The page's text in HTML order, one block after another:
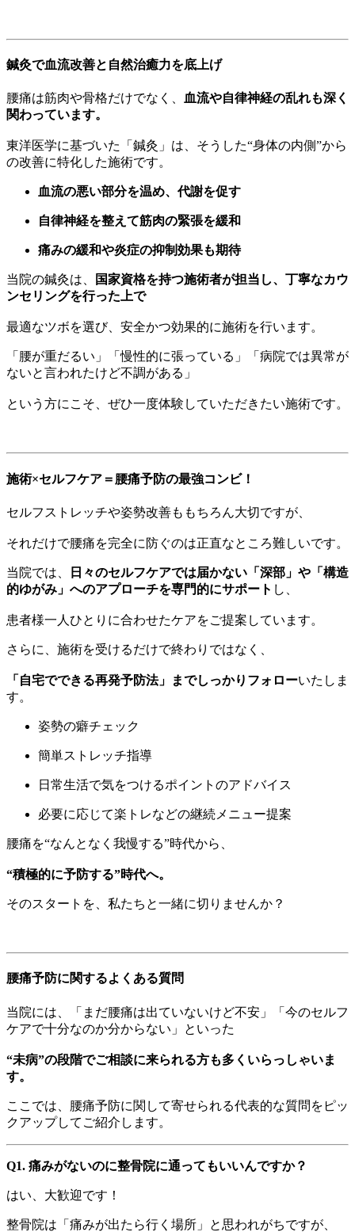
鍼灸で血流改善と自然治癒力を底上げ
腰痛は筋肉や骨格だけでなく、 血流や自律神経の乱れも深く
関わっています。
東洋医学に基づいた「鍼灸」は、そうした“身体の内側”から
の改善に特化した施術です。
血流の悪い部分を温め、代謝を促す
自律神経を整えて筋肉の緊張を緩和
痛みの緩和や炎症の抑制効果も期待
当院の鍼灸は、
国家資格を持つ施術者が担当し、丁寧なカウ
ンセリングを行った上で
最適なツボを選び、安全かつ効果的に施術を行います。
「腰が重だるい」「慢性的に張っている」「病院では異常が
ないと言われたけど不調がある」
という方にこそ、ぜひ一度体験していただきたい施術です。
施術×セルフケア＝腰痛予防の最強コンビ！
セルフストレッチや姿勢改善ももちろん大切ですが、
それだけで腰痛を完全に防ぐのは正直なところ難しいです。
当院では、
日々のセルフケアでは届かない「深部」や「構造
的ゆがみ」へのアプローチを専門的にサポート し、
患者様一人ひとりに合わせたケアをご提案しています。
さらに、施術を受けるだけで終わりではなく、
「自宅でできる再発予防法」までしっかりフォローいたしま
す。
姿勢の癖チェック
簡単ストレッチ指導
日常生活で気をつけるポイントのアドバイス
必要に応じて楽トレなどの継続メニュー提案
腰痛を“なんとなく我慢する”時代から、
“積極的に予防する”時代へ。
そのスタートを、私たちと一緒に切りませんか？
腰痛予防に関するよくある質問
当院には、「まだ腰痛は出ていないけど不安」「今のセルフ
ケアで十分なのか分からない」といった
“未病”の段階でご相談に来られる方も多くいらっしゃいま
す。
ここでは、腰痛予防に関して寄せられる代表的な質問をピッ
クアップしてご紹介します。
Q1. 痛みがないのに整骨院に通ってもいいんですか？
はい、大歓迎です！
整骨院は「痛みが出たら行く場所」と思われがちですが、